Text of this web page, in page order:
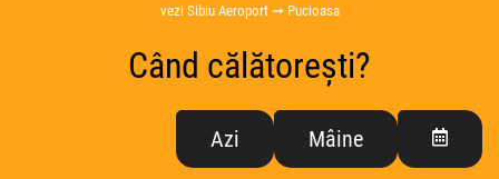
vezi Sibiu Aeroport ➞ Pucioasa
Când călătorești?
Azi Mâine